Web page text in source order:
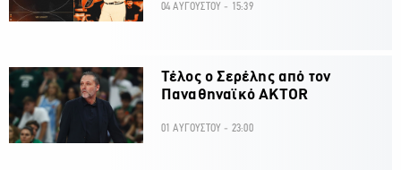
04 ΑΥΓΟΥΣΤΟΥ - 15:39
Τέλος ο Σερέλης από τον
Παναθηναϊκό AKTOR
01 ΑΥΓΟΥΣΤΟΥ - 23:00